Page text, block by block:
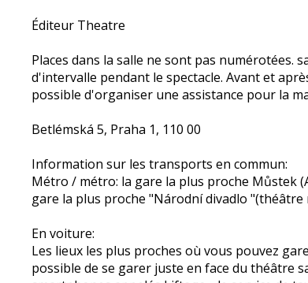
Éditeur Theatre
Places dans la salle ne sont pas numérotées.
d'intervalle pendant le spectacle.Avant et
possible d'organiser une assistance pour la
Betlémská 5, Praha 1, 110 00
Information sur les transports en commun:
Métro / métro: la gare la plus proche Můstek
gare la plus proche "Národní divadlo"(théâtre
En voiture:
Les lieux les plus proches où vous pouvez
possible de se garer juste en face du théâtre